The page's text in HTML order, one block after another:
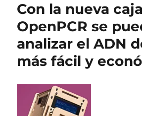
Con la nueva
OpenPCR se
analizar el ADN
más fácil y